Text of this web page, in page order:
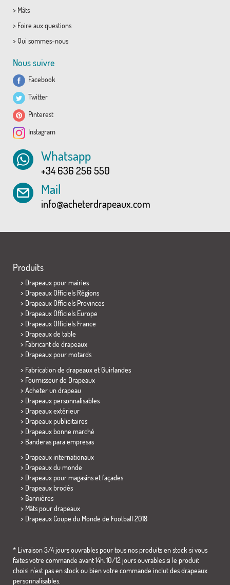
> Mâts
> Foire aux questions
> Qui sommes-nous
Nous suivre
Facebook
Twitter
Pinterest
Instagram
Whatsapp
+34 636 256 550
Mail
info@acheterdrapeaux.com
Produits
> Drapeaux pour mairies
> Drapeaux Officiels Régions
> Drapeaux Officiels Provinces
> Drapeaux Officiels Europe
> Drapeaux Officiels France
> Drapeaux de table
> Fabricant de drapeaux
> Drapeaux pour motards
> Fabrication de drapeaux et Guirlandes
> Fournisseur de Drapeaux
> Acheter un drapeau
> Drapeaux personnalisables
> Drapeaux extérieur
> Drapeaux publicitaires
> Drapeaux bonne marché
> Banderas para empresas
> Drapeaux internationaux
> Drapeaux du monde
> Drapeaux pour magasins et façades
> Drapeaux brodés
> Bannières
> Mâts pour drapeaux
> Drapeaux Coupe du Monde de Football 2018
* Livraison 3/4 jours ouvrables pour tous nos produits en stock si vous
faites votre commande avant 14h. 10/12 jours ouvrables si le produit
choisi n´est pas en stock ou bien votre commande inclut des drapeaux
personnalisables.